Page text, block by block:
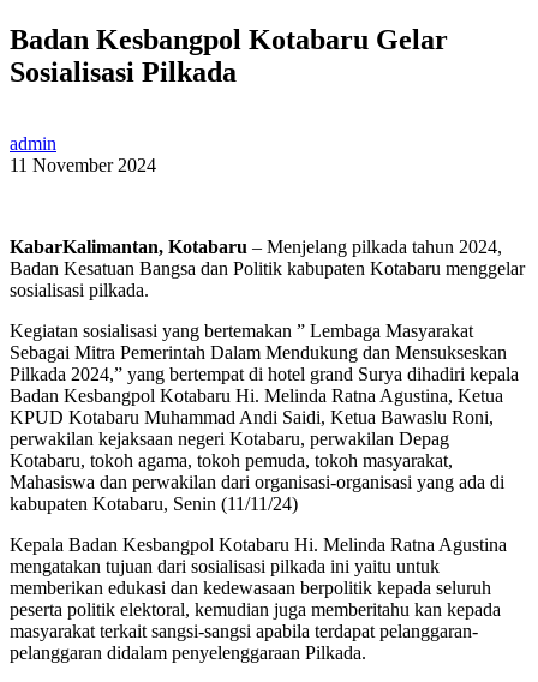
Badan Kesbangpol Kotabaru Gelar
Sosialisasi Pilkada
admin
11 November 2024
KabarKalimantan, Kotabaru – Menjelang pilkada tahun 2024,
Badan Kesatuan Bangsa dan Politik kabupaten Kotabaru menggelar
sosialisasi pilkada.
Kegiatan sosialisasi yang bertemakan ” Lembaga Masyarakat
Sebagai Mitra Pemerintah Dalam Mendukung dan Mensukseskan
Pilkada 2024,” yang bertempat di hotel grand Surya dihadiri kepala
Badan Kesbangpol Kotabaru Hi. Melinda Ratna Agustina, Ketua
KPUD Kotabaru Muhammad Andi Saidi, Ketua Bawaslu Roni,
perwakilan kejaksaan negeri Kotabaru, perwakilan Depag
Kotabaru, tokoh agama, tokoh pemuda, tokoh masyarakat,
Mahasiswa dan perwakilan dari organisasi-organisasi yang ada di
kabupaten Kotabaru, Senin (11/11/24)
Kepala Badan Kesbangpol Kotabaru Hi. Melinda Ratna Agustina
mengatakan tujuan dari sosialisasi pilkada ini yaitu untuk
memberikan edukasi dan kedewasaan berpolitik kepada seluruh
peserta politik elektoral, kemudian juga memberitahu kan kepada
masyarakat terkait sangsi-sangsi apabila terdapat pelanggaran-
pelanggaran didalam penyelenggaraan Pilkada.